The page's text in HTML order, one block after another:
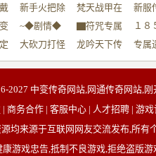
战…
帮…
开…
新手火把除
魔…
梵天战甲在
手…
新服
~◆剧情◆
无…
▇符咒专属
＜…
１８
血…
大砍刀打怪
全…
龙吟天下传
奇…
专属
器…
2027 中变传奇网站,网通传奇网站,
商务合作 | 客服中心 | 人才招聘 | 游
均来源于互联网网友交流发布,所
游戏忠告,抵制不良游戏,拒绝盗版